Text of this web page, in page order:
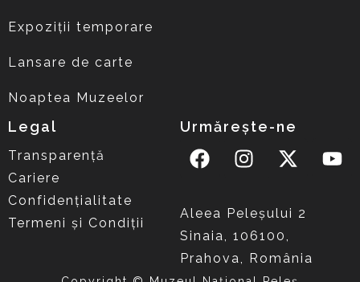
Expoziții temporare
Lansare de carte
Noaptea Muzeelor
Legal
Transparență
Cariere
Confidențialitate
Termeni și Condiții
Urmărește-ne
Aleea Peleşului 2
Sinaia, 106100,
Prahova, România